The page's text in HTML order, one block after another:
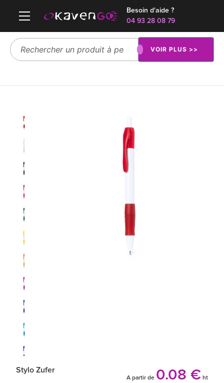
Besoin d'aide ?
04 93 28 08 79
VOIR PLUS >>
Stylo Zufer
A partir de 0.08 € ht